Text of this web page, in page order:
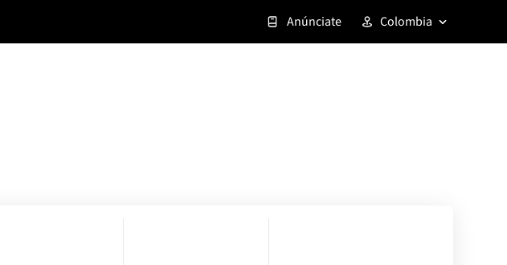
Anúnciate Colombia